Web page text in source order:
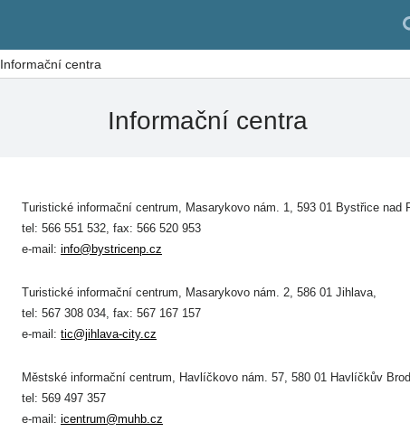
Informační centra
Informační centra
Turistické informační centrum, Masarykovo nám. 1, 593 01 Bystřice nad
tel: 566 551 532, fax: 566 520 953
e-mail: info@bystricenp.cz
Turistické informační centrum, Masarykovo nám. 2, 586 01 Jihlava,
tel: 567 308 034, fax: 567 167 157
e-mail: tic@jihlava-city.cz
Městské informační centrum, Havlíčkovo nám. 57, 580 01 Havlíčkův Brod
tel: 569 497 357
e-mail: icentrum@muhb.cz